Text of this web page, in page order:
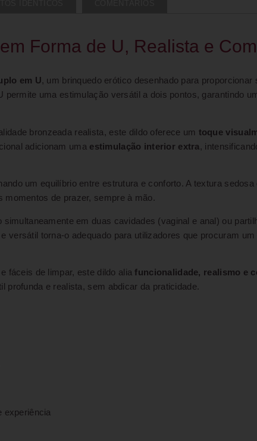
Forma de U, Realista e
em U, um brinquedo erótico desenhado para
uma estimulação versátil a dois pontos, garantindo
bronzeada realista, este dildo oferece um toque
adicionam uma estimulação interior extra,
um equilíbrio entre estrutura e conforto. A textura sedosa
de prazer, sempre à mão.
em duas cavidades (vaginal e anal) ou
versátil torna-o adequado para utilizadores que procuram
fáceis de limpar, este dildo aliafuncionalidade, realismo e
profunda e realista, sem abdicar da praticidade.
experiência